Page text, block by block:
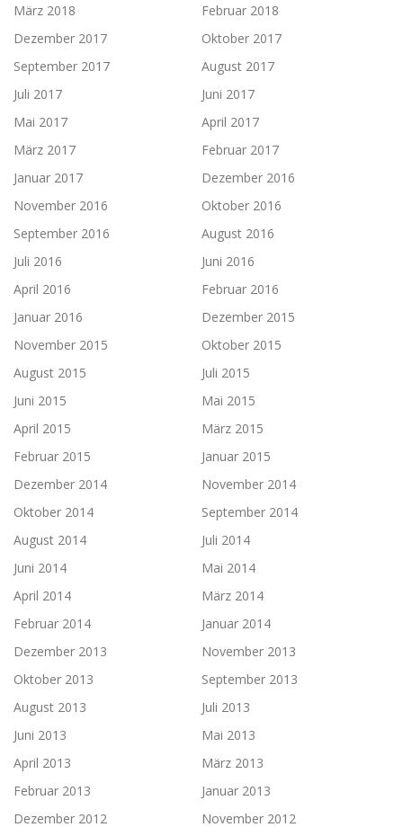
März 2018
Februar 2018
Dezember 2017
Oktober 2017
September 2017
August 2017
Juli 2017
Juni 2017
Mai 2017
April 2017
März 2017
Februar 2017
Januar 2017
Dezember 2016
November 2016
Oktober 2016
September 2016
August 2016
Juli 2016
Juni 2016
April 2016
Februar 2016
Januar 2016
Dezember 2015
November 2015
Oktober 2015
August 2015
Juli 2015
Juni 2015
Mai 2015
April 2015
März 2015
Februar 2015
Januar 2015
Dezember 2014
November 2014
Oktober 2014
September 2014
August 2014
Juli 2014
Juni 2014
Mai 2014
April 2014
März 2014
Februar 2014
Januar 2014
Dezember 2013
November 2013
Oktober 2013
September 2013
August 2013
Juli 2013
Juni 2013
Mai 2013
April 2013
März 2013
Februar 2013
Januar 2013
Dezember 2012
November 2012